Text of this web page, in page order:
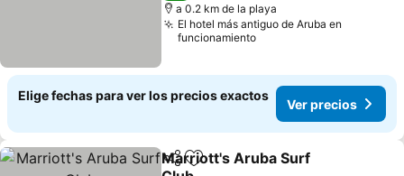
a 0.2 km de la playa
El hotel más antiguo de Aruba en
funcionamiento
Elige fechas para ver los precios exactos
Ver precios
CompartirAgregar a favoritos
Marriott's Aruba Surf